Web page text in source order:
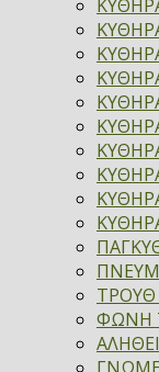
ΦΩΝΗ